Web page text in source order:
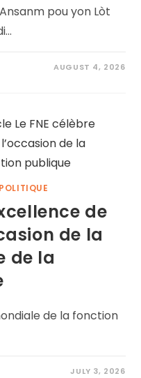
pou yon Lòt
AUGUST 4, 2026
POLITIQUE
de
de la
de la
de la fonction
JULY 3, 2026